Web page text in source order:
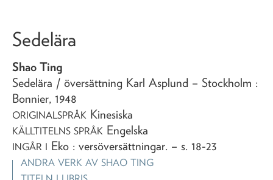
Sedelära
Shao Ting
Sedelära / översättning Karl Asplund – Stockholm :
Bonnier, 1948
ORIGINALSPRÅK Kinesiska
KÄLLTITELNS SPRÅK Engelska
INGÅR I Eko : versöversättningar. – s. 18-23
ANDRA VERK AV SHAO TING